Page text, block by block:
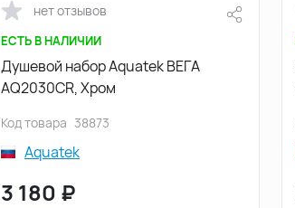
нет отзывов
ЕСТЬ В НАЛИЧИИ
Душевой набор Aquatek ВЕГА
AQ2030CR, Хром
Код товара 38873
Aquatek
3 180 ₽